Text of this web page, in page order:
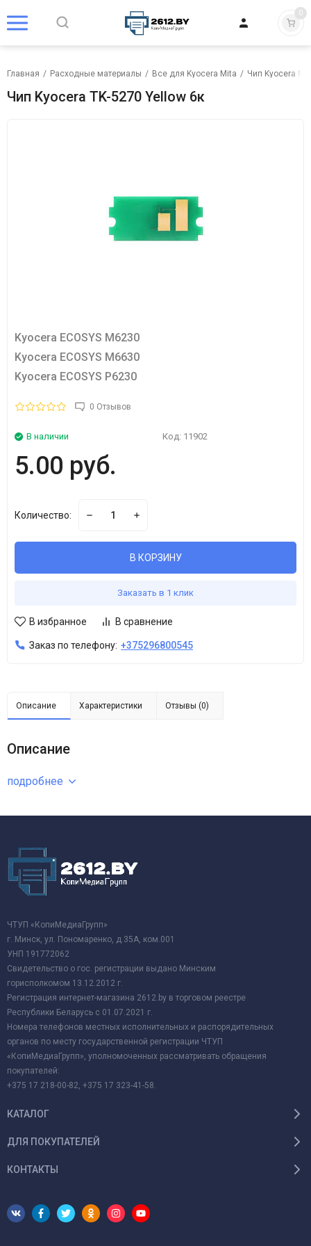
0
Главная / Расходные материалы / Все для Kyocera Mita / Чип Kyocera
Чип Kyocera TK-5270 Yellow 6к
Kyocera ECOSYS M6230
Kyocera ECOSYS M6630
Kyocera ECOSYS P6230
0 Отзывов
В наличии Код: 11902
5.00 руб.
Количество:
В КОРЗИНУ
Заказать в 1 клик
В избранное В сравнение
Заказ по телефону: +375296800545
Описание Характеристики Отзывы (0)
Описание
подробнее
ЧТУП «КопиМедиаГрупп»
г. Минск, ул. Пономаренко, д.35А, ком.001
УНП 191772062
Свидетельство о гос. регистрации выдано Минским
горисполкомом 13.12.2012 г.
Регистрация интернет-магазина 2612.by в торговом реестре
Республики Беларусь с 01.07.2021 г.
Номера телефонов местных исполнительных и распорядительных
органов по месту государственной регистрации ЧТУП
«КопиМедиаГрупп», уполномоченных рассматривать обращения
покупателей:
+375 17 218-00-82, +375 17 323-41-58.
КАТАЛОГ
ДЛЯ ПОКУПАТЕЛЕЙ
КОНТАКТЫ